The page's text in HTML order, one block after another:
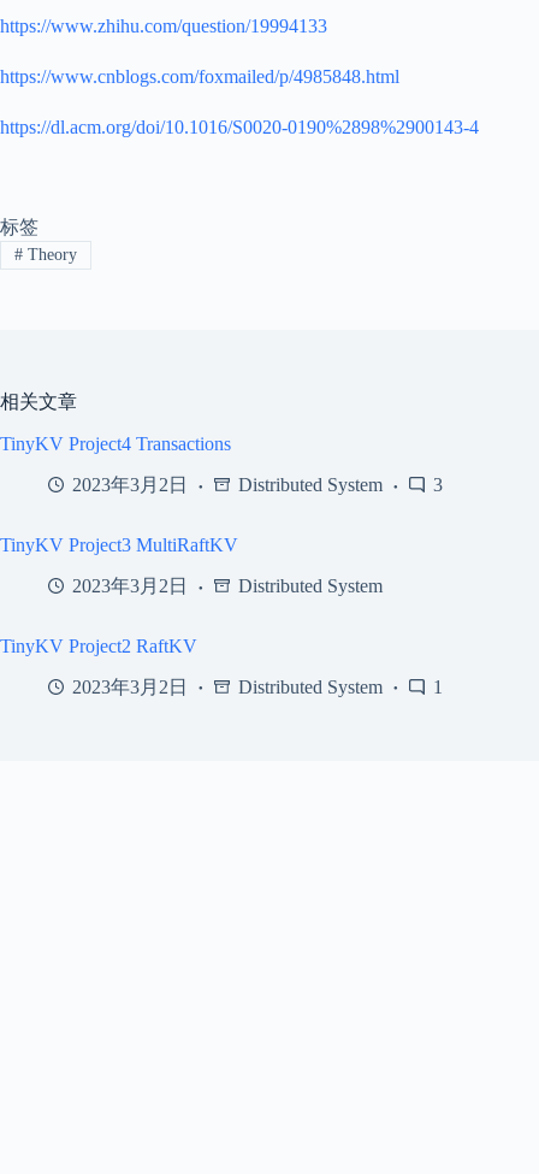
https://www.zhihu.com/question/19994133
https://www.cnblogs.com/foxmailed/p/4985848.html
https://dl.acm.org/doi/10.1016/S0020-0190%2898%2900143-4
标签
#Theory
相关文章
TinyKV Project4 Transactions
2023年3月2日
Distributed System 3
TinyKV Project3 MultiRaftKV
2023年3月2日
Distributed System
TinyKV Project2 RaftKV
2023年3月2日
Distributed System 1